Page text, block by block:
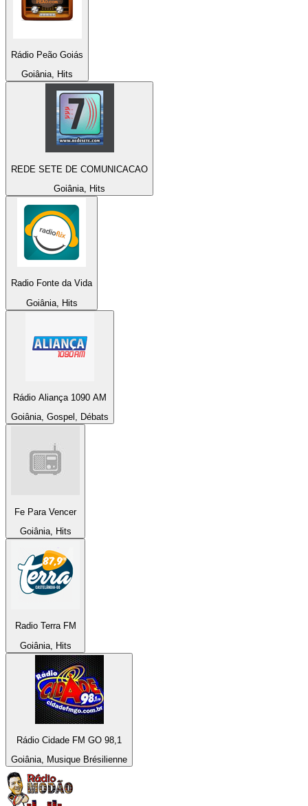
Rádio Peão Goiás
Goiânia, Hits
REDE SETE DE COMUNICACAO
Goiânia, Hits
Radio Fonte da Vida
Goiânia, Hits
Rádio Aliança 1090 AM
Goiânia, Gospel, Débats
Fe Para Vencer
Goiânia, Hits
Radio Terra FM
Goiânia, Hits
Rádio Cidade FM GO 98,1
Goiânia, Musique Brésilienne